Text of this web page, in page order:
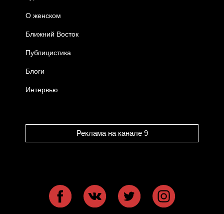
О женском
Ближний Восток
Публицистика
Блоги
Интервью
Реклама на канале 9